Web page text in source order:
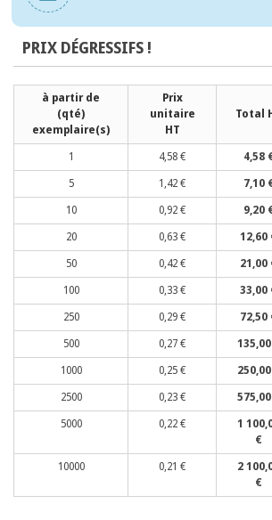
PRIX DÉGRESSIFS !
à partir de
(qté)
exemplaire(s)
Prix
unitaire
HT
Total
1 4,58 € 4,58
5
1,42 € 7,10
10
0,92 € 9,20
20
0,63 € 12,60
50
0,42 € 21,00
100
0,33 € 33,00
250
0,29 € 72,50
500
0,27 €
1000
0,25 €
2500
0,23 €
5000
0,22 €
1
€
10000
0,21 €
2
€